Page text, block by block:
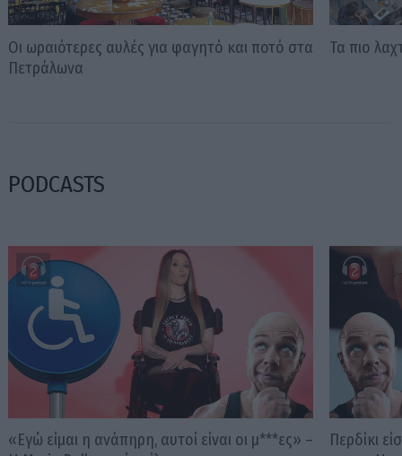
Οι ωραιότερες αυλές για φαγητό και ποτό στα
Πετράλωνα
Τα πιο
PODCASTS
«Εγώ είμαι η ανάπηρη, αυτοί είναι οι μ***ες» –
Περδίκι